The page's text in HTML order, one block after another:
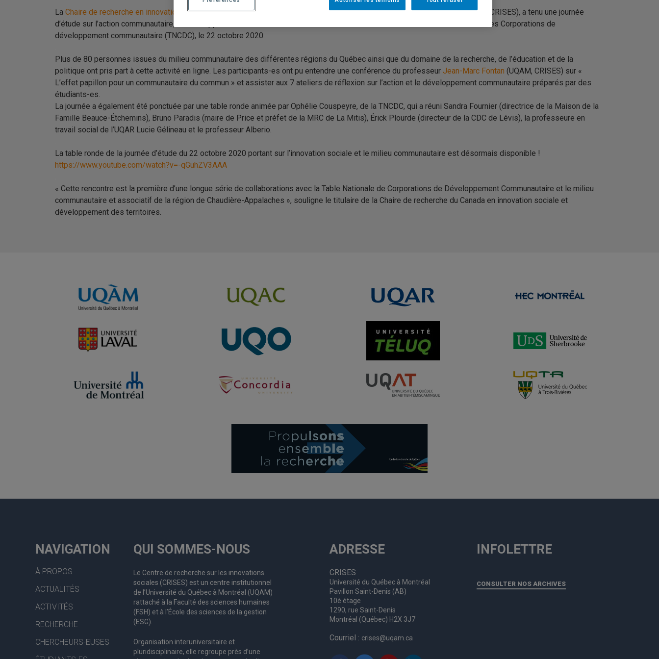
La Chaire de recherche en innovation sociale et développement des territoires , dirigée par le professeurMarco Alberio(UQAR, CRISES), a tenu une journée
d’étude sur l’action communautaire, le développement territorial et l’innovation sociale en collaboration avec la
Table nationale des Corporations de
développement communautaire (TNCDC), le 22 octobre 2020.
Plus de 80 personnes issues du milieu communautaire des différentes régions du Québec ainsi que du domaine de la recherche, de l’éducation et de la
politique ont pris part à cette activité en ligne. Les participants-es ont pu entendre une conférence du professeur Jean-Marc Fontan (UQAM, CRISES) sur «
L’effet papillon pour un communautaire du commun » et assister aux 7 ateliers de réflexion sur l’action et le développement communautaire préparés par des
étudiants-es.
La journée a également été ponctuée par une table ronde animée par Ophélie Couspeyre, de la TNCDC, qui a réuni Sandra Fournier (directrice de la Maison de la
Famille Beauce-Étchemins), Bruno Paradis (maire de Price et préfet de la MRC de La Mitis), Érick Plourde (directeur de la CDC de Lévis), la professeure en
travail social de l’UQAR Lucie Gélineau et le professeur Alberio.
La table ronde de la journée d’étude du 22 octobre 2020 portant sur l’innovation sociale et le milieu communautaire est désormais disponible !
https://www.youtube.com/watch?v=-qGuhZV3AAA
« Cette rencontre est la première d’une longue série de collaborations avec la Table Nationale de Corporations de Développement Communautaire et le milieu
communautaire et associatif de la région de Chaudière-Appalaches », souligne le titulaire de la Chaire de recherche du Canada en innovation sociale et
développement des territoires.
NAVIGATION
À PROPOS
ACTUALITÉS
ACTIVITÉS
RECHERCHE
CHERCHEURS-EUSES
QUI SOMMES-NOUS
Le Centre de recherche sur les innovations
sociales (CRISES) est un centre institutionnel
de l’Université du Québec à Montréal (UQAM)
rattaché à la Faculté des sciences humaines
(FSH) et à l’École des sciences de la gestion
(ESG).
Organisation interuniversitaire et
pluridisciplinaire, elle regroupe près d’une
ADRESSE
CRISES
Université du Québec à Montréal
Pavillon Saint-Denis (AB)
10è étage
1290, rue Saint-Denis
Montréal (Québec) H2X 3J7
Courriel : crises@uqam.ca
INFOLETTRE
CONSULTER NOS ARCHIVES